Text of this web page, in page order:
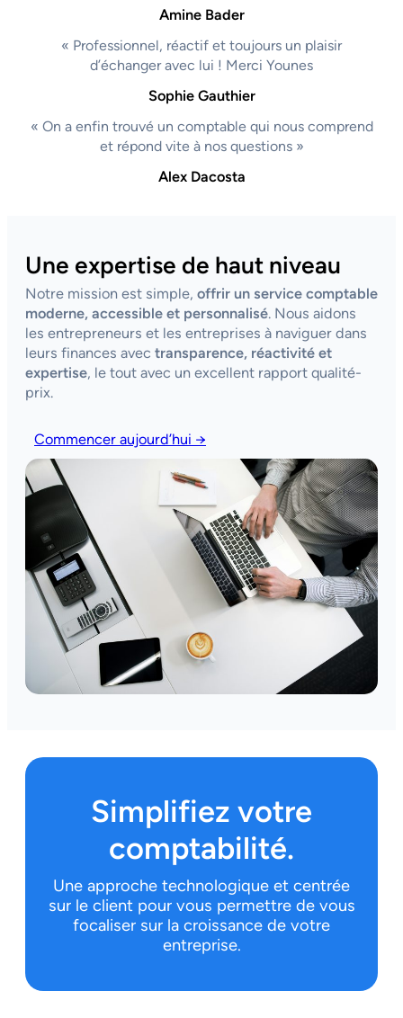
Amine Bader
« Professionnel, réactif et toujours un plaisir
d’échanger avec lui ! Merci Younes
Sophie Gauthier
« On a enfin trouvé un comptable qui nous comprend
et répond vite à nos questions »
Alex Dacosta
Une expertise de haut niveau
Notre mission est simple, offrir un service comptable
moderne, accessible et personnalisé. Nous aidons
les entrepreneurs et les entreprises à naviguer dans
leurs finances avec transparence, réactivité et
expertise, le tout avec un excellent rapport qualité-
prix.
Commencer aujourd’hui →
Simplifiez votre
comptabilité.
Une approche technologique et centrée
sur le client pour vous permettre de vous
focaliser sur la croissance de votre
entreprise.